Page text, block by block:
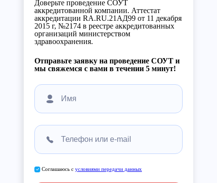
Доверьте проведение СОУТ
аккредитованной компании. Аттестат
аккредитации RA.RU.21АД99 от 11 декабря
2015 г, №2174 в реестре аккредитованных
организаций министерством
здравоохранения.
Отправьте заявку на проведение СОУТ и
мы свяжемся с вами в течении 5 минут!
Соглашаюсь с условиями передачи данных